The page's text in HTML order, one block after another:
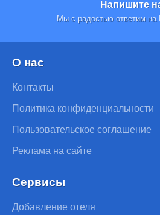
Напишите
Мы с радостью ответим
О нас
Контакты
Политика конфиденциальности
Пользовательское соглашение
Реклама на сайте
Сервисы
Добавление отеля